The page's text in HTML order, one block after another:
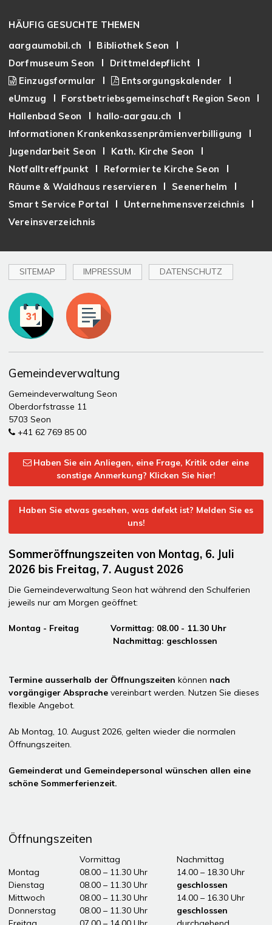
HÄUFIG GESUCHTE THEMEN
aargaumobil.ch
Bibliothek Seon
Dorfmuseum Seon
Drittmeldepflicht
Einzugsformular
Entsorgungskalender
eUmzug
Forstbetriebsgemeinschaft Region Seon
Hallenbad Seon
hallo-aargau.ch
Informationen Krankenkassenprämienverbilligung
Jugendarbeit Seon
Kath. Kirche Seon
Notfalltreffpunkt
Reformierte Kirche Seon
Räume & Waldhaus reservieren
Seenerhelm
Smart Service Portal
Unternehmensverzeichnis
Vereinsverzeichnis
SITEMAP IMPRESSUM DATENSCHUTZ
Toplinks
Gemeindeverwaltung
Gemeindeverwaltung Seon
Oberdorfstrasse 11
5703 Seon
+41 62 769 85 00
Haben Sie ein Anliegen, eine Frage, Kritik oder eine
sonstige Anmerkung? Klicken Sie hier!
Haben Sie etwas gesehen, was defekt ist? Melden Sie es
uns!
Sommeröffnungszeiten von Montag, 6. Juli
2026 bis Freitag, 7. August 2026
Die Gemeindeverwaltung Seon hat während den Schulferien
jeweils nur am Morgen geöffnet:
Montag - Freitag Vormittag: 08.00 - 11.30 Uhr
Nachmittag: geschlossen
Termine ausserhalb der Öffnungszeiten können nach
vorgängiger Absprache vereinbart werden. Nutzen Sie dieses
flexible Angebot.
Ab Montag, 10. August 2026, gelten wieder die normalen
Öffnungszeiten.
Gemeinderat und Gemeindepersonal wünschen allen eine
schöne Sommerferienzeit.
Öffnungszeiten
Öffnungszeiten Vormittag
Vormittag
Nachmittag
Montag
08.00 – 11.30 Uhr
14.00 – 18.30 Uhr
Dienstag
08.00 – 11.30 Uhr
geschlossen
Mittwoch
08.00 – 11.30 Uhr
14.00 – 16.30 Uhr
Donnerstag
08.00 – 11.30 Uhr
geschlossen